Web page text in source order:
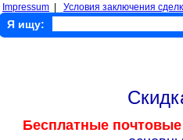
Impressum Условия заключения
Я ищу:
Бесплатные